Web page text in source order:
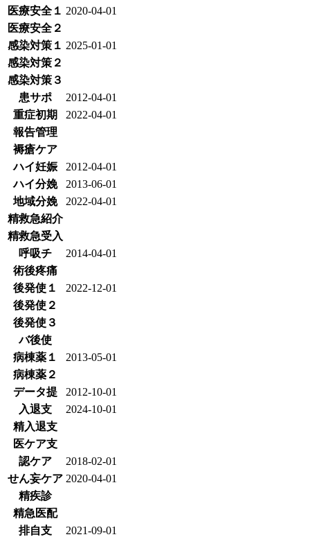
医療安全１ 2020-04-01
医療安全２
感染対策１ 2025-01-01
感染対策２
感染対策３
患サポ
2012-04-01
重症初期
2022-04-01
報告管理
褥瘡ケア
ハイ妊娠
2012-04-01
ハイ分娩
2013-06-01
地域分娩
2022-04-01
精救急紹介
精救急受入
呼吸チ
2014-04-01
術後疼痛
後発使１
2022-12-01
後発使２
後発使３
バ後使
病棟薬１
2013-05-01
病棟薬２
データ提
2012-10-01
入退支
2024-10-01
精入退支
医ケア支
認ケア
2018-02-01
せん妄ケア 2020-04-01
精疾診
精急医配
排自支
2021-09-01